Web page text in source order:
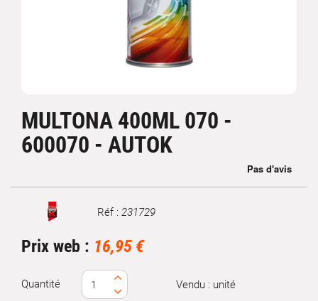
MULTONA 400ML 070 -
600070 - AUTOK
Marque Réf : 231729
Prix web : 16,95 €
Quantité Vendu : unité